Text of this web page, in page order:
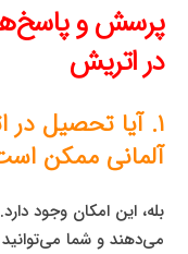
پرسش و
در اتریش
۱. آیا تحصیل
آلمانی ممکن
بله، این امکان وجود
می‌دهند و شما می‌توانید